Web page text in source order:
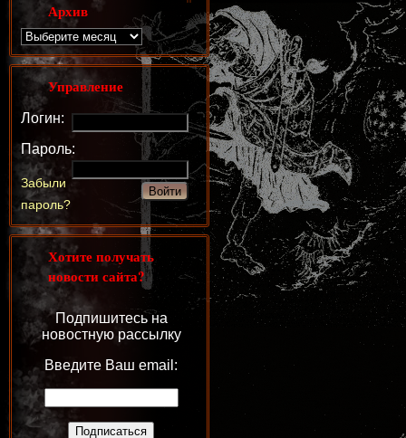
Архив
Управление
Логин:
Пароль:
Забыли
пароль?
Хотите получать
новости сайта?
Подпишитесь на
новостную рассылку
Введите Ваш email: